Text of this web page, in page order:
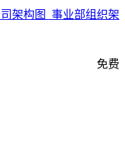
架构图_事业部组织架
免费